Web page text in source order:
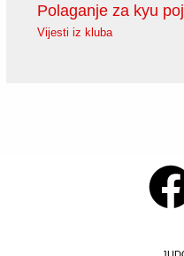
Polaganje za kyu
Vijesti iz kluba